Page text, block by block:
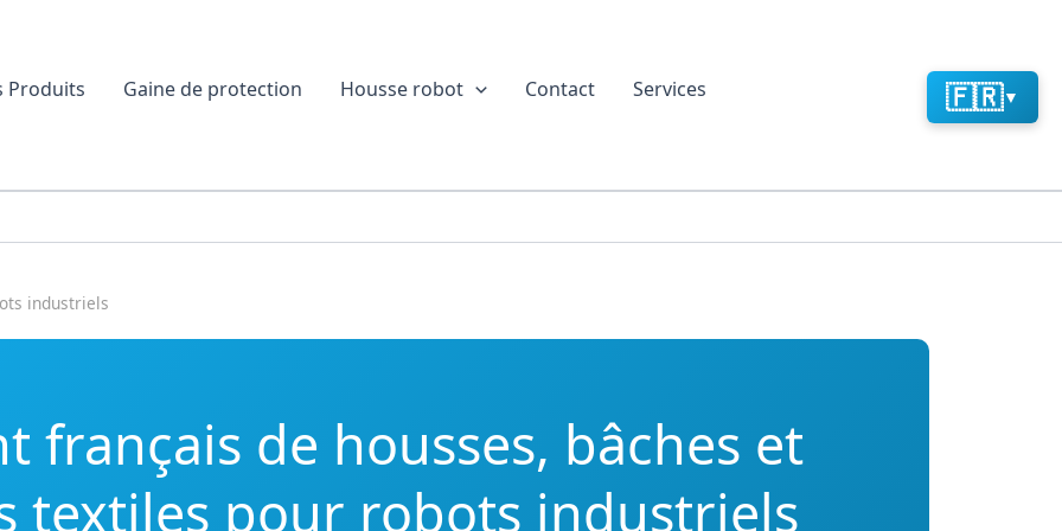
🇫🇷▼
Produits Gaine de protection Housse robot Contact Services
industriels
français de housses, bâches et
textiles pour robots industriels